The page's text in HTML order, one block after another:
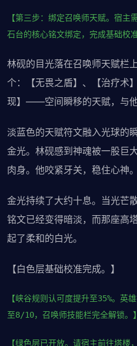
【第三步：绑定召唤师天赋。宿主
石台的核心铭文绑定，完成基础校
林砚的目光落在召唤师天赋栏
个：【无畏之盾】、【治疗术
现】——空间瞬移的天赋，与他
淡蓝色的天赋符文融入光球的
金光。林砚感到神魂被一股巨
肉身。他咬紧牙关，稳住心神。
金光持续了大约十息。当光芒
铭文已经变得暗淡，而那座
起了柔和的白光。
【白色层基础校准完成。】
【峡谷规则认可度提升至35%。
至8/10，召唤师技能栏完全解锁。】
【绿色层已开放。请宿主前往塔楼